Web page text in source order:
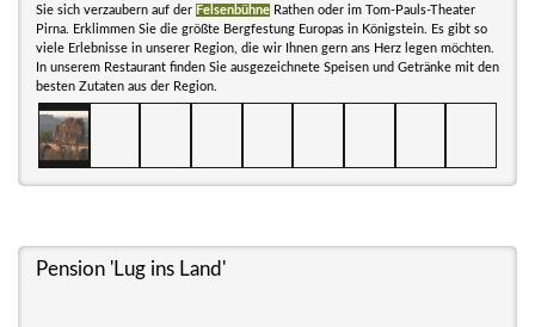
Sie sich verzaubern auf der Felsenbühne Rathen oder im Tom-Pauls-Theater
Pirna. Erklimmen Sie die größte Bergfestung Europas in Königstein. Es gibt so
viele Erlebnisse in unserer Region, die wir Ihnen gern ans Herz legen möchten.
In unserem Restaurant finden Sie ausgezeichnete Speisen und Getränke mit den
besten Zutaten aus der Region.
Pension 'Lug ins Land'